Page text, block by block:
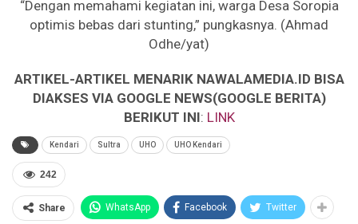
“Dengan memahami kegiatan ini, warga Desa Soropia
optimis bebas dari stunting,” pungkasnya. (Ahmad
Odhe/yat)
ARTIKEL-ARTIKEL MENARIK NAWALAMEDIA.ID BISA
DIAKSES VIA GOOGLE NEWS(GOOGLE BERITA)
BERIKUT INI: LINK
Kendari Sultra UHO UHO Kendari
242
Share WhatsApp Facebook Twitter